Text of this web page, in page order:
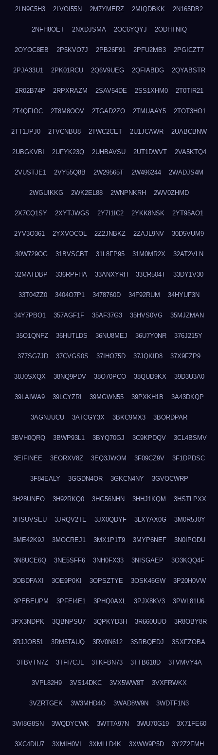
2LN9C5H3 2LVOI55N 2M7YMERZ 2MIQDBKK 2N165DB2
2NFH8OET 2NXDJSMA 2OC6YQYJ 2ODHTNIQ
2OYOC8EB 2P5KVO7J 2PB26F91 2PFU2MB3 2PGICZT7
2PJA33U1 2PK01RCU 2Q6V9UEG 2QFIABDG 2QYABSTR
2R02B74P 2RPXRAZM 2SAV54DE 2SS1XHM0 2T0TIR21
2T4QFIOC 2T8M8OOV 2TGAD2ZO 2TMUAAY5 2TOT3HO1
2TT1JPJ0 2TVCNBU8 2TWC2CET 2U1JCAWR 2UABCBNW
2UBGKVBI 2UFYK23Q 2UHBAVSU 2UT1DWVT 2VA5KTQ4
2VUSTJE1 2VY55Q8B 2W29565T 2W496244 2WADJS4M
2WGUIKKG 2WK2EL88 2WNPNKRH 2WV0ZHMD
2X7CQ1SY 2XYTJWGS 2Y7I1IC2 2YKK8NSK 2YT95AO1
2YV3O361 2YXVOCOL 2Z2JNBKZ 2ZAJL9NV 30D5VUM9
30W729OG 31BVSCBT 31L8FP95 31M0MR2X 32AT2VLN
32MATDBP 336RPFHA 33ANXYRH 33CR504T 33DY1V30
33T04ZZ0 3404O7P1 3478760D 34F92RUM 34HYUF3N
34Y7PBO1 357AGF1F 35AF37G3 35HVS0VG 35MJZMAN
35O1QNFZ 36HUTLDS 36NU8MEJ 36U7Y0NR 376J215Y
377SG7JD 37CVGS0S 37IHO75D 37JQKID8 37X9FZP9
38J0SXQX 38NQ9PDV 38O70PCO 38QUD9KX 39D3U3A0
39LAIWA9 39LCYZRI 39MGWN55 39PXKH1B 3A43DKQP
3AGNJUCU 3ATCGY3X 3BKC9MX3 3BORDPAR
3BVH0QRQ 3BWP93L1 3BYQ70GJ 3C9KPDQV 3CL4BSMV
3EIFINEE 3EORXV8Z 3EQ3JWOM 3F09CZ9V 3F1DPDSC
3F84EALY 3GGDN4OR 3GKCN4NY 3GVOCWRP
3H28UNEO 3H92RKQ0 3HG56NHN 3HHJ1KQM 3HSTLPXX
3HSUVSEU 3JRQV2TE 3JX0QDYF 3LXYAX0G 3M0R5J0Y
3ME42K9J 3MOCREJ1 3MX1P1T9 3MYP6NEF 3N0IPODU
3N8UCE6Q 3NE5SFF6 3NH0FX33 3NISGAEP 3O3KQQ4F
3OBDFAXI 3OE9P0KI 3OPSZTYE 3OSK46GW 3P20H0VW
3PEBEUPM 3PFEI4E1 3PHQ0AXL 3PJX8KV3 3PWL81U6
3PX3NDPK 3QBNPSU7 3QPKYD3H 3R660UUO 3R8OBY8R
3RJJOB51 3RM5TAUQ 3RV0N612 3SRBQEDJ 3SXFZOBA
3TBVTN7Z 3TFI7CJL 3TKFBN73 3TTB618D 3TVMVY4A
3VPL82H9 3VS14DKC 3VX5WW8T 3VXFRWKX
3VZRTGEK 3W3MHD4O 3WAD8W9N 3WDTF1N3
3WI8G8SN 3WQDYCWK 3WTTA97N 3WU70G19 3X71FE60
3XC4DIU7 3XMIH0VI 3XMLLD4K 3XWW9P5D 3Y2Z2FMH